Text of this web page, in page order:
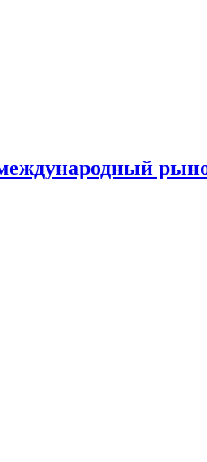
международный